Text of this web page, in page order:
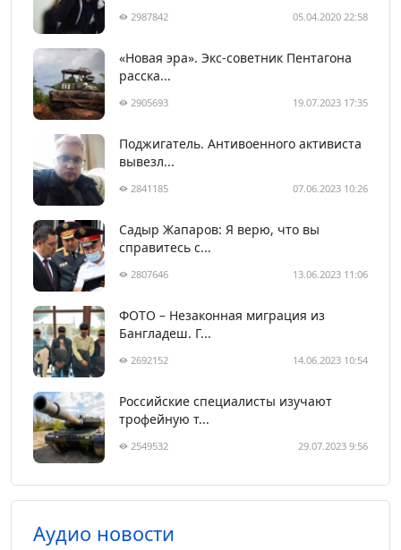
2987842 05.04.2020 22:58
«Новая эра». Экс-советник Пентагона
расска...
2905693 19.07.2023 17:35
Поджигатель. Антивоенного активиста
вывезл...
2841185 07.06.2023 10:26
Садыр Жапаров: Я верю, что вы
справитесь с...
2807646 13.06.2023 11:06
ФОТО – Незаконная миграция из
Бангладеш. Г...
2692152 14.06.2023 10:54
Российские специалисты изучают
трофейную т...
2549532 29.07.2023 9:56
Аудио новости